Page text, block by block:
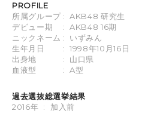
PROFILE
所属グループ:
AKB48 研究生
デビュー期
:
AKB48 16期
ニックネーム :
いずみん
生年月日
:
1998年10月16日
出身地
:
山口県
血液型
: A型
過去選抜総選挙結果
2016年 :
加入前